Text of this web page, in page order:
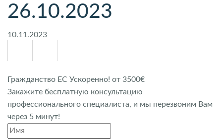
26.10.2023
10.11.2023
Гражданство ЕС Ускоренно! от 3500€
Закажите бесплатную консультацию
профессионального специалиста, и мы перезвоним Вам
через 5 минут!